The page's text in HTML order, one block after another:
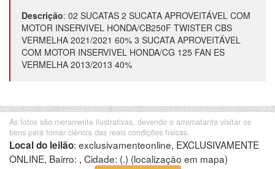
Descrição: 02 SUCATAS 2 SUCATA APROVEITÁVEL COM
MOTOR INSERVIVEL HONDA/CB250F TWISTER CBS
VERMELHA 2021/2021 60% 3 SUCATA APROVEITÁVEL
COM MOTOR INSERVIVEL HONDA/CG 125 FAN ES
VERMELHA 2013/2013 40%
As fotos são meramente ilustrativas, devendo o arrematante visitar os
bens para tomar ciência das reais condições físicas.
Local do leilão: exclusivamenteonline, EXCLUSIVAMENTE
ONLINE, Bairro: , Cidade: (.) (localização em mapa)